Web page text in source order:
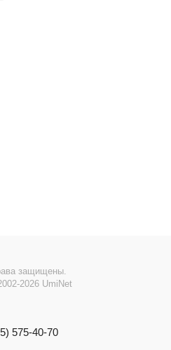
защищены.
2026 UmiNet
575-40-70